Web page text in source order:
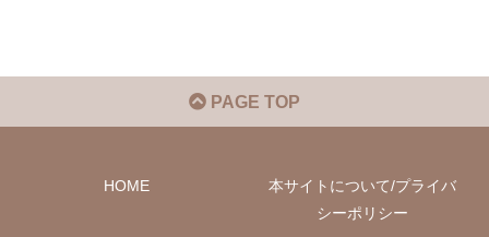
PAGE TOP
HOME
本サイトについて/プライバ
シーポリシー